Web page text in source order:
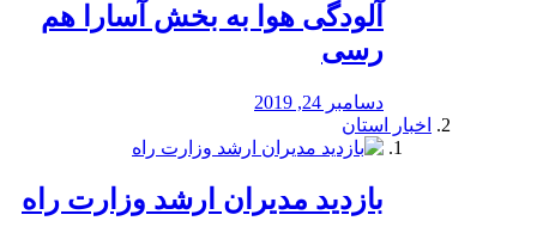
آلودگی هوا به بخش آسارا هم
رسی
دسامبر 24, 2019
اخبار استان
بازدید مدیران ارشد وزارت راه